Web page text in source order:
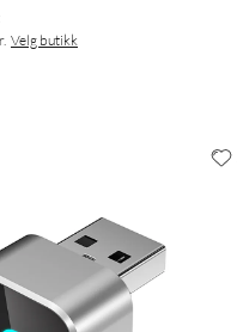
Velg butikk